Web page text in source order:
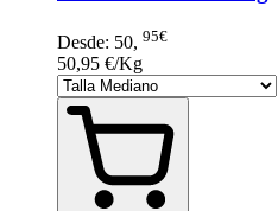
Desde: 50, 95€
50,95 €/Kg